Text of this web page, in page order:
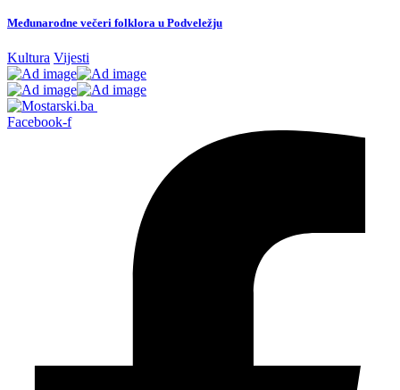
Međunarodne večeri folklora u Podveležju
Kultura Vijesti
Facebook-f